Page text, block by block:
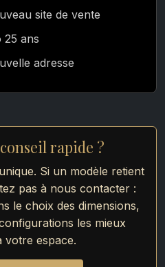
site de vente
25 ans
adresse
rapide ?
Si un modèle retient
pas à nous contacter :
le choix des dimensions,
les mieux
votre espace.